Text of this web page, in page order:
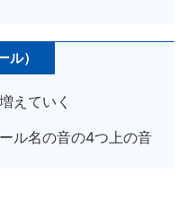
）
えていく
ル名の音の4つ上の音